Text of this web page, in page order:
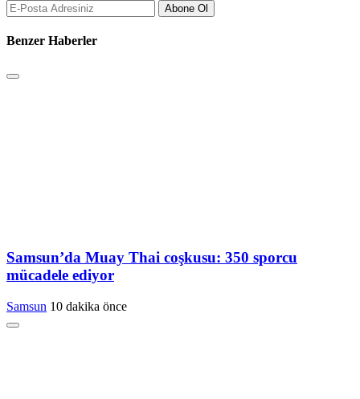
Abone Ol
Benzer Haberler
Samsun’da Muay Thai coşkusu: 350 sporcu
mücadele ediyor
Samsun 10 dakika önce